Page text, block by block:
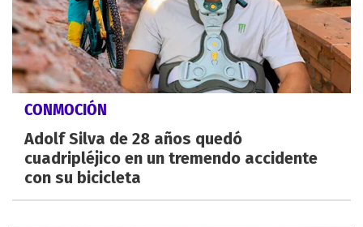
CONMOCIÓN
Adolf Silva de 28 años quedó
cuadripléjico en un tremendo accidente
con su bicicleta